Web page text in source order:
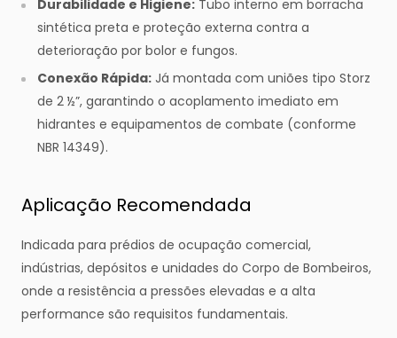
Durabilidade e Higiene: Tubo interno em borracha
sintética preta e proteção externa contra a
deterioração por bolor e fungos.
Conexão Rápida: Já montada com uniões tipo Storz
de 2 ½”, garantindo o acoplamento imediato em
hidrantes e equipamentos de combate (conforme
NBR 14349).
Aplicação Recomendada
Indicada para prédios de ocupação comercial,
indústrias, depósitos e unidades do Corpo de Bombeiros,
onde a resistência a pressões elevadas e a alta
performance são requisitos fundamentais.